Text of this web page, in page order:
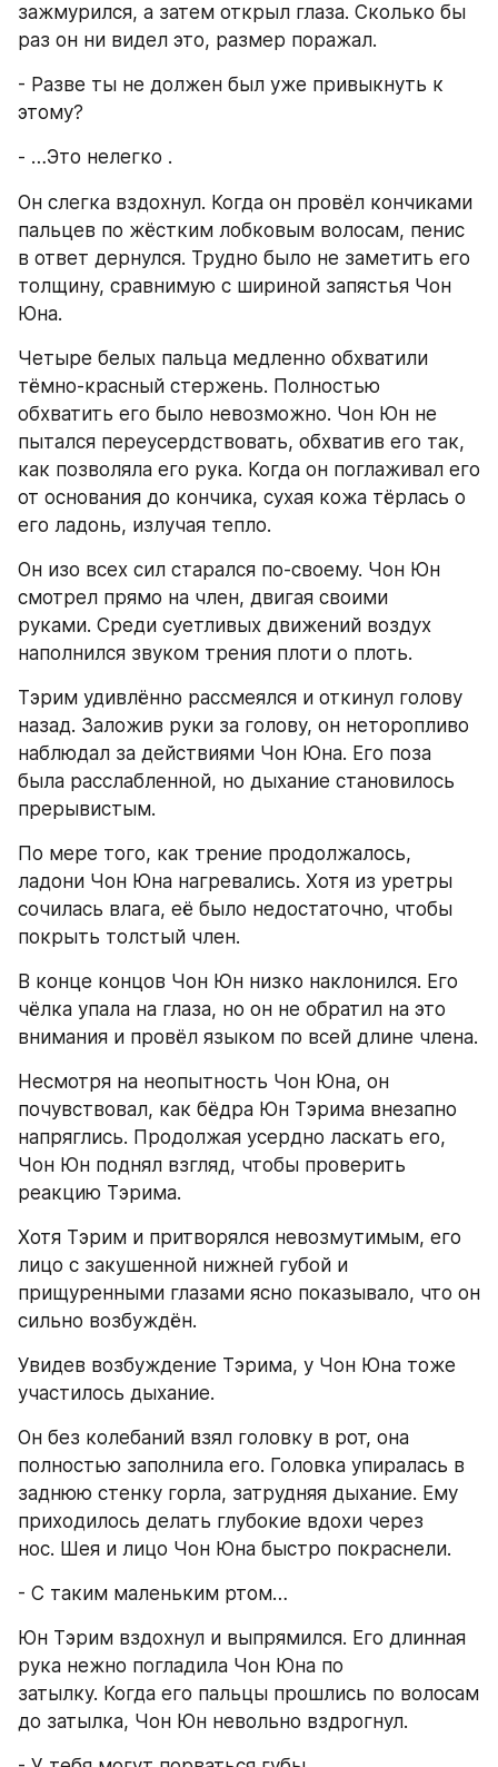
зажмурился, а затем открыл глаза. Сколько бы
раз он ни видел это, размер поражал.
- Разве ты не должен был уже привыкнуть к
этому?
- …Это нелегко .
Он слегка вздохнул. Когда он провёл кончиками
пальцев по жёстким лобковым волосам, пенис
в ответ дернулся. Трудно было не заметить его
толщину, сравнимую с шириной запястья Чон
Юна.
Четыре белых пальца медленно обхватили
тёмно-красный стержень. Полностью
обхватить его было невозможно. Чон Юн не
пытался переусердствовать, обхватив его так,
как позволяла его рука. Когда он поглаживал его
от основания до кончика, сухая кожа тёрлась о
его ладонь, излучая тепло.
Он изо всех сил старался по-своему. Чон Юн
смотрел прямо на член, двигая своими
руками. Среди суетливых движений воздух
наполнился звуком трения плоти о плоть.
Тэрим удивлённо рассмеялся и откинул голову
назад. Заложив руки за голову, он неторопливо
наблюдал за действиями Чон Юна. Его поза
была расслабленной, но дыхание становилось
прерывистым.
По мере того, как трение продолжалось,
ладони Чон Юна нагревались. Хотя из уретры
сочилась влага, её было недостаточно, чтобы
покрыть толстый член.
В конце концов Чон Юн низко наклонился. Его
чёлка упала на глаза, но он не обратил на это
внимания и провёл языком по всей длине члена.
Несмотря на неопытность Чон Юна, он
почувствовал, как бёдра Юн Тэрима внезапно
напряглись. Продолжая усердно ласкать его,
Чон Юн поднял взгляд, чтобы проверить
реакцию Тэрима.
Хотя Тэрим и притворялся невозмутимым, его
лицо с закушенной нижней губой и
прищуренными глазами ясно показывало, что он
сильно возбуждён.
Увидев возбуждение Тэрима, у Чон Юна тоже
участилось дыхание.
Он без колебаний взял головку в рот, она
полностью заполнила его. Головка упиралась в
заднюю стенку горла, затрудняя дыхание. Ему
приходилось делать глубокие вдохи через
нос. Шея и лицо Чон Юна быстро покраснели.
- С таким маленьким ртом…
Юн Тэрим вздохнул и выпрямился. Его длинная
рука нежно погладила Чон Юна по
затылку. Когда его пальцы прошлись по волосам
до затылка, Чон Юн невольно вздрогнул.